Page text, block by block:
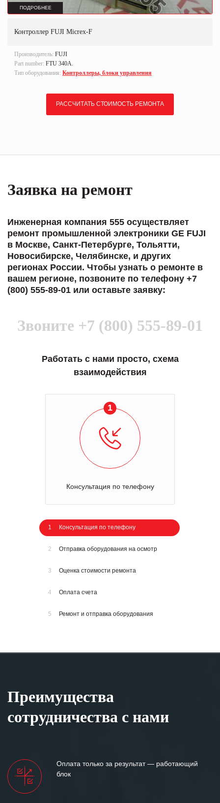
ПОДРОБНЕЕ
Контроллер FUJI Micrex-F
Производитель: FUJI
Part number: FTU 340A.
Тип оборудования: Контроллеры, блоки управления
РАССЧИТАТЬ СТОИМОСТЬ РЕМОНТА
Заявка на ремонт
Инженерная компания 555 осуществляет
ремонт промышленной электроники GE FUJI
в Москве, Санкт-Петербурге, Тольятти,
Новосибирске, Челябинске, и других
регионах России. Чтобы узнать о ремонте в
вашем регионе, позвоните по телефону +7
(800) 555-89-01 или оставьте заявку:
Звоните +7 (800) 555-89-01
Работать с нами просто, схема
взаимодействия
1
Консультация по телефону
1 Консультация по телефону
2 Отправка оборудования на осмотр
3 Оценка стоимости ремонта
4 Оплата счета
5 Ремонт и отправка оборудования
Преимущества
сотрудничества с нами
Оплата только за результат — работающий
блок